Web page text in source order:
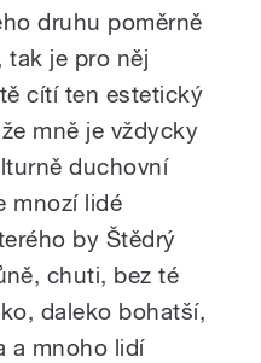
druhu poměrně
tak je pro něj
cítí ten estetický
mně je vždycky
duchovní
mnozí lidé
by Štědrý
chuti, bez té
daleko bohatší,
a mnoho lidí